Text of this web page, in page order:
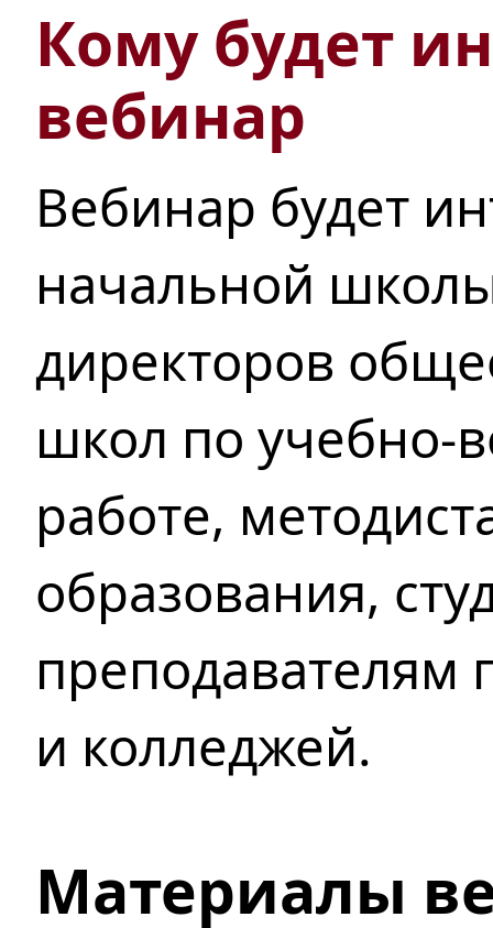
Кому будет
вебинар
Вебинар будет
начальной
директоров
школ по учебно-
работе,
образования,
преподавателям
и колледжей.
Материалы